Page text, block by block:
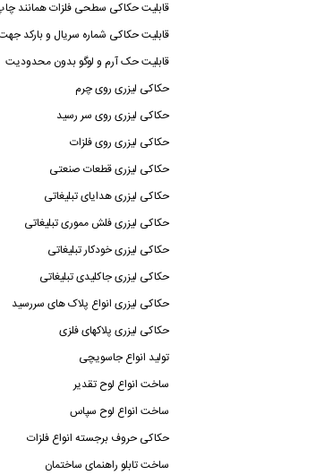
قابلیت حکاکی سطحی فلزات همانند
قابلیت حکاکی شماره سریال و بارکد
قابلیت حک آرم و لوگو بدون محدودیت
حکاکی لیزری روی چرم
حکاکی لیزری روی سر رسید
حکاکی لیزری روی فلزات
حکاکی لیزری قطعات صنعتی
حکاکی لیزری هدایای تبلیغاتی
حکاکی لیزری فلش مموری تبلیغاتی
حکاکی لیزری خودکار تبلیغاتی
حکاکی لیزری جاکلیدی تبلیغاتی
حکاکی لیزری انواع پلاک های سررسید
حکاکی لیزری پلاکهای فلزی
تولید انواع جاسویچی
ساخت انواع لوح تقدیر
ساخت انواع لوح سپاس
حکاکی حروف برجسته انواع فلزات
ساخت تابلو راهنمای ساختمان